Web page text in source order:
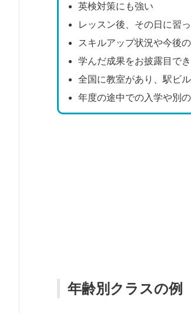
英検対策にも強い
レッスン後、その日に習
スキルアップ状況や今後
学んだ成果をお披露目で
全国に教室があり、駅ビ
年度の途中での入学や別
年齢別クラスの例